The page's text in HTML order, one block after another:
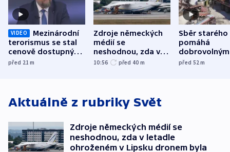
VIDEO
Mezinárodní
terorismus se stal
cenově dostupným,
varuje Bartošek
před 21m
Zdroje německých
médií se
neshodnou, zda v
letadle ohroženém
10:56 před 40 m
Sběr starého
pomáhá
dobrovolným
hasičům
před 52m
Aktuálně z rubriky Svět
Zdroje německých médií se
neshodnou, zda v letadle
ohroženém v Lipsku dronem byla